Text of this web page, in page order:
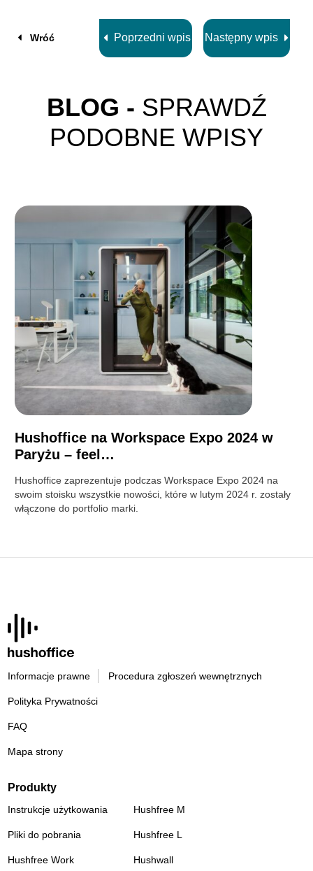
Wróć Poprzedni wpis Następny wpis
BLOG - SPRAWDŹ
PODOBNE WPISY
Hushoffice na Workspace Expo 2024 w
Paryżu – feel…
Hushoffice zaprezentuje podczas Workspace Expo 2024 na
swoim stoisku wszystkie nowości, które w lutym 2024 r. zostały
włączone do portfolio marki.
Informacje prawne Procedura zgłoszeń wewnętrznych
Polityka Prywatności
FAQ
Mapa strony
Produkty
Instrukcje użytkowania
Pliki do pobrania
Hushfree Work
Hushfree M
Hushfree L
Hushwall